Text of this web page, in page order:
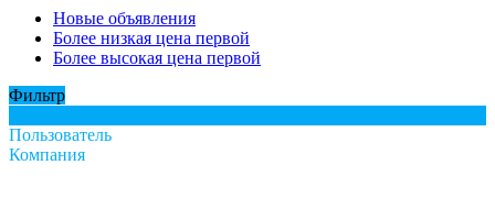
Новые объявления
Более низкая цена первой
Более высокая цена первой
Фильтр
Пользователь
Компания